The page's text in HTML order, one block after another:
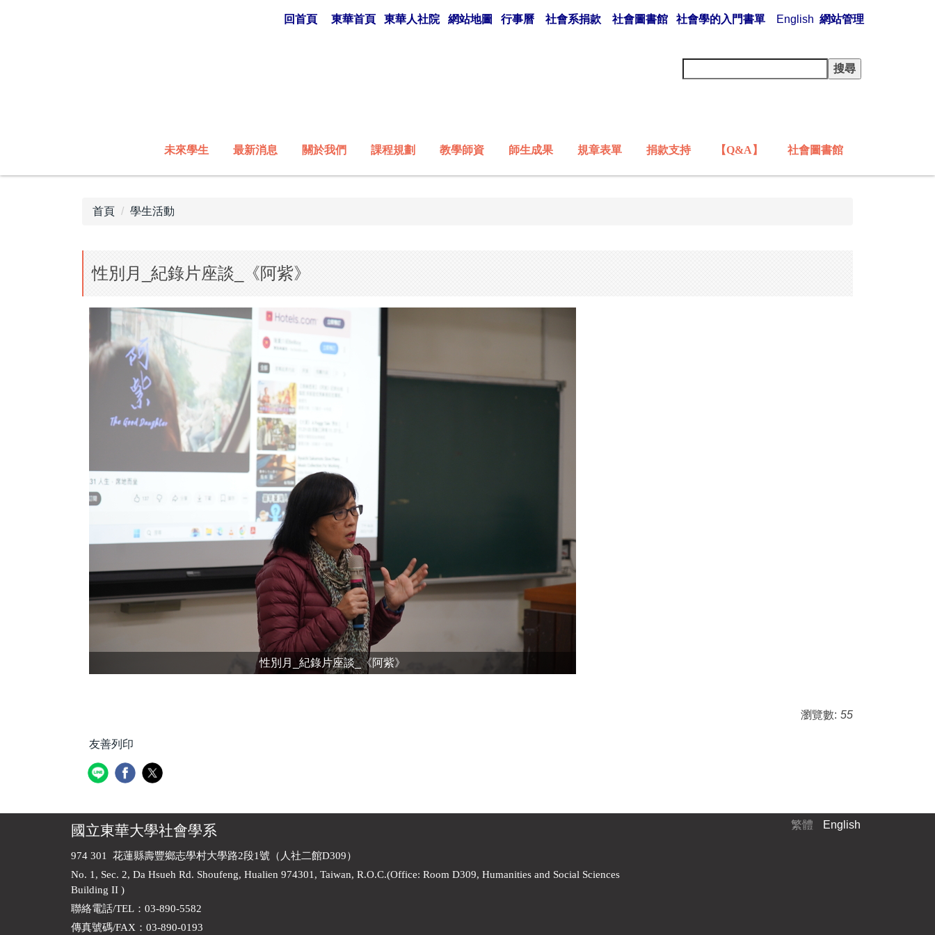
回首頁 東華首頁 東華人社院 網站地圖 行事曆 社會系捐款 社會圖書館 社會學的入門書單 English 網站管理
未來學生 最新消息 關於我們 課程規劃 教學師資 師生成果 規章表單 捐款支持 【Q&A】 社會圖書館
首頁 學生活動
性別月_紀錄片座談_《阿紫》
性別月_紀錄片座談_《阿紫》
瀏覽數: 55
友善列印
繁體 English
國立東華大學社會學系
974 301 花蓮縣壽豐鄉志學村大學路2段1號（人社二館D309）
No. 1, Sec. 2, Da Hsueh Rd. Shoufeng, Hualien 974301, Taiwan, R.O.C.(Office: Room D309, Humanities and Social Sciences
Building II )
聯絡電話/TEL：03-890-5582
傳真號碼/FAX：03-890-0193